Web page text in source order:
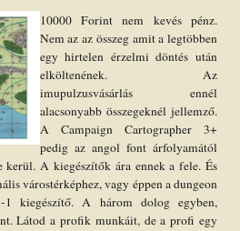
10000 Forint nem kevés pénz.
Nem az az összeg amit a legtöbben
egy hirtelen érzelmi döntés után
elköltenének. Az
imupulzusvásárlás ennél
alacsonyabb összegeknél jellemző.
A Campaign Cartographer 3+
pedig az angol font árfolyamától
kerül. A kiegészítők ára ennek a fele. És
várostérképhez, vagy éppen a dungeon
1 kiegészítő. A három dolog egyben,
Látod a profik munkáit, de a profi egy